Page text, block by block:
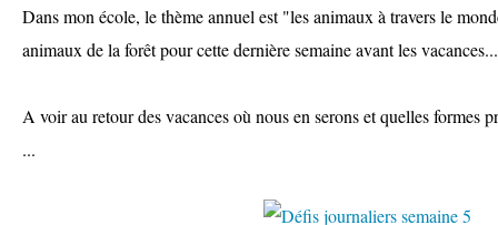
Dans mon école, le thème annuel est "les animaux à travers le
animaux de la forêt pour cette dernière semaine avant les vacances...
A voir au retour des vacances où nous en serons et quelles formes
...